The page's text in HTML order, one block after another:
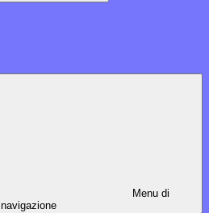
Menu di
navigazione